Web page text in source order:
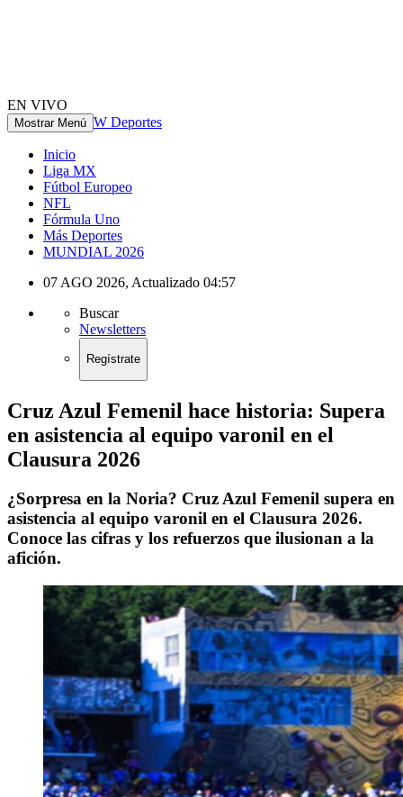
EN VIVO
Mostrar Menú W Deportes
Inicio
Liga MX
Fútbol Europeo
NFL
Fórmula Uno
Más Deportes
MUNDIAL 2026
07 AGO 2026, Actualizado 04:57
Buscar
Newsletters
Regístrate
Cruz Azul Femenil hace historia: Supera
en asistencia al equipo varonil en el
Clausura 2026
¿Sorpresa en la Noria? Cruz Azul Femenil supera en
asistencia al equipo varonil en el Clausura 2026.
Conoce las cifras y los refuerzos que ilusionan a la
afición.